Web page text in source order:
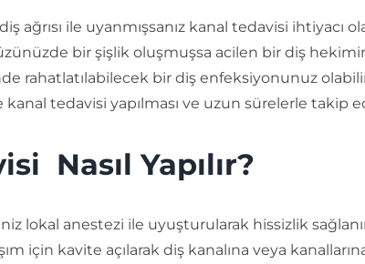
ağrısı ile uyanmışsanız kanal tedavisi ihtiyacı
bir şişlik oluşmuşsa acilen bir diş
rahatlatılabilecek bir diş enfeksiyonunuz
kanal tedavisi yapılması ve uzun sürelerle takip
Nasıl Yapılır?
lokal anestezi ile uyuşturularak hissizlik
için kavite açılarak diş kanalına veya